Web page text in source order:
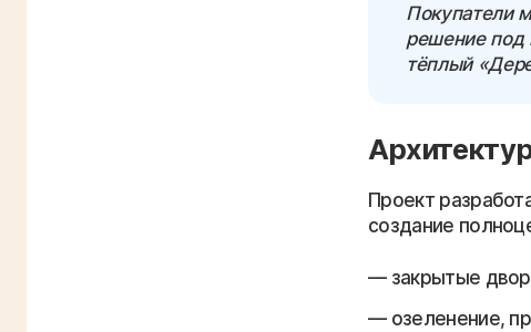
Покупатели
решение под
тёплый
Проект
создание
закрытые
озеленение,